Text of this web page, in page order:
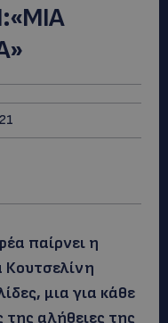
παίρνει η
μια για κάθε
της αλήθειες της